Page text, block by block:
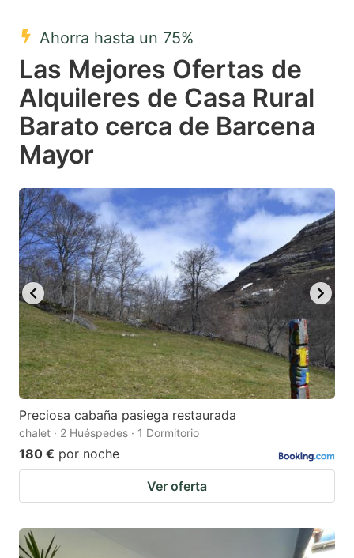
select
a
date.
Press
question
mark
key
to
get
the
keyboard
shortcuts
for
changing
dates.
a
date.
Press
mark
key
to
get
the
keyboard
shortcuts
for
changing
dates.
Ahorra hasta un 75%
Las Mejores Ofertas de
Alquileres de Casa Rural
Barato cerca de Barcena
Mayor
Preciosa cabaña pasiega restaurada
chalet · 2 Huéspedes · 1 Dormitorio
180 € por noche
Ver oferta